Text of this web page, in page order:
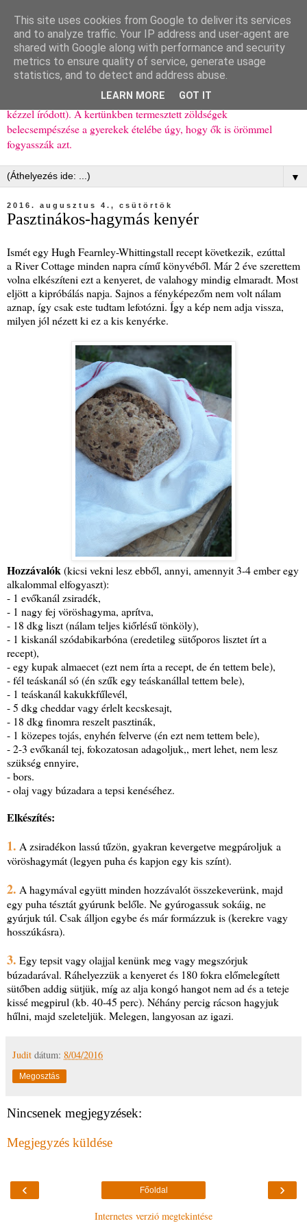
Ízőrző
Kisgyerekes család kipróbált, többnyire egészséges ételeket
bemutató receptjei a mindennapokra (mert a papírfecniket folyton
elhagyom) és gyerekeimnek ajándékba (mint régen, csak ez nem
kézzel íródott). A kertünkben termesztett zöldségek
belecsempészése a gyerekek ételébe úgy, hogy ők is örömmel
fogyasszák azt.
▼
2016. augusztus 4., csütörtök
Pasztinákos-hagymás kenyér
Ismét egy Hugh Fearnley-Whittingstall recept következik, ezúttal
a River Cottage minden napra című könyvéből. Már 2 éve szerettem
volna elkészíteni ezt a kenyeret, de valahogy mindig elmaradt. Most
eljött a kipróbálás napja. Sajnos a fényképezőm nem volt nálam
aznap, így csak este tudtam lefotózni. Így a kép nem adja vissza,
milyen jól nézett ki ez a kis kenyérke.
Hozzávalók(kicsi vekni lesz ebből, annyi, amennyit 3-4 ember egy
alkalommal elfogyaszt):
- 1 evőkanál zsiradék,
- 1 nagy fej vöröshagyma, aprítva,
- 18 dkg liszt (nálam teljes kiőrlésű tönköly),
- 1 kiskanál szódabikarbóna (eredetileg sütőporos lisztet írt a
recept),
- egy kupak almaecet (ezt nem írta a recept, de én tettem bele),
- fél teáskanál só (én szűk egy teáskanállal tettem bele),
- 1 teáskanál kakukkfűlevél,
- 5 dkg cheddar vagy érlelt kecskesajt,
- 18 dkg finomra reszelt pasztinák,
- 1 közepes tojás, enyhén felverve (én ezt nem tettem bele),
- 2-3 evőkanál tej, fokozatosan adagoljuk,, mert lehet, nem lesz
szükség ennyire,
- bors.
- olaj vagy búzadara a tepsi kenéséhez.
Elkészítés:
1. A zsiradékon lassú tűzön, gyakran kevergetve megpároljuk a
vöröshagymát (legyen puha és kapjon egy kis színt).
2. A hagymával együtt minden hozzávalót összekeverünk, majd
egy puha tésztát gyúrunk belőle. Ne gyúrogassuk sokáig, ne
gyúrjuk túl. Csak álljon egybe és már formázzuk is (kerekre vagy
hosszúkásra).
3. Egy tepsit vagy olajjal kenünk meg vagy megszórjuk
búzadarával. Ráhelyezzük a kenyeret és 180 fokra előmelegített
sütőben addig sütjük, míg az alja kongó hangot nem ad és a teteje
kissé megpirul (kb. 40-45 perc). Néhány percig rácson hagyjuk
hűlni, majd szeleteljük. Melegen, langyosan az igazi.
Judit dátum: 8/04/2016
Megosztás
Nincsenek megjegyzések:
Megjegyzés küldése
‹ ›
Főoldal
Internetes verzió megtekintése
This site uses cookies from Google to deliver its services
and to analyze traffic. Your IP address and user-agent are
shared with Google along with performance and security
metrics to ensure quality of service, generate usage
statistics, and to detect and address abuse.
LEARN MORE GOT IT